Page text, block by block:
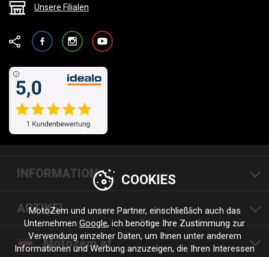
Unsere Filialen
FacebookInstagramYouTube
INFORMATION
ARTIKEL
Motozem.at
COOKIES
MotoZem und unsere Partner, einschließlich auch das
Unternehmen Google, ich benötige Ihre Zustimmung zur
Verwendung einzelner Daten, um Ihnen unter anderem
Informationen und Werbung anzuzeigen, die Ihren Interessen